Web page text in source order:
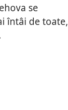
se
întâi de toate,